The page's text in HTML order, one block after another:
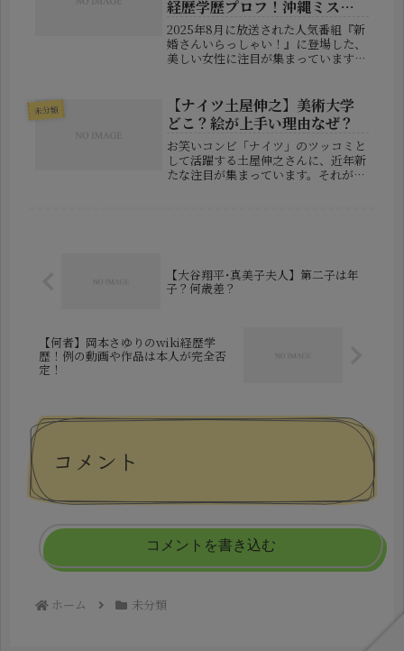
経歴学歴プロフ！沖縄ミスコ
ン界3冠！
2025年8月に放送された人気番組『新
婚さんいらっしゃい！』に登場した、
美しい女性に注目が集まっています。
は“沖縄ミスコン界の3冠女王”として
紹介され、華やかな経歴と愛らしい
キ...
未分類
【ナイツ土屋伸之】美術大学
どこ？絵が上手い理由なぜ？
お笑いコンビ「ナイツ」のツッコミと
して活躍する土屋伸之さんに、近年新
たな注目が集まっています。それが
【大谷翔平･真美子夫人】第二子は年
子？何歳差？
【何者】岡本さゆりのwiki経歴学
歴！例の動画や作品は本人が完全否
定！
コメント
コメントを書き込む
ホーム 未分類